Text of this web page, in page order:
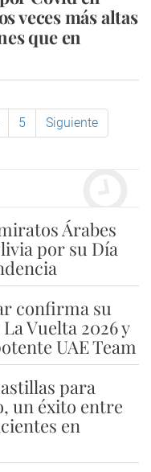
veces más altas
que en
5 Siguiente
Árabes
por su Día
confirma su
Vuelta 2026 y
UAE Team
para
un éxito entre
en